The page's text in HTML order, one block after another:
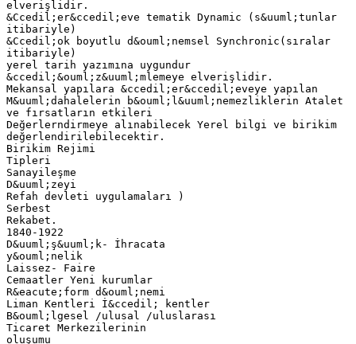
elverişlidir.
&Ccedil;er&ccedil;eve tematik Dynamic (s&uuml;tunlar
itibariyle)
&Ccedil;ok boyutlu d&ouml;nemsel Synchronic(sıralar
itibariyle)
yerel tarih yazımına uygundur
&ccedil;&ouml;z&uuml;mlemeye elverişlidir.
Mekansal yapılara &ccedil;er&ccedil;eveye yapılan
M&uuml;dahalelerin b&ouml;l&uuml;nemezliklerin Atalet
ve fırsatların etkileri
Değerlerndirmeye alınabilecek Yerel bilgi ve birikim
değerlendirilebilecektir.
Birikim Rejimi
Tipleri
Sanayileşme
D&uuml;zeyi
Refah devleti uygulamaları )
Serbest
Rekabet.
1840-1922
D&uuml;ş&uuml;k- İhracata
y&ouml;nelik
Laissez- Faire
Cemaatler Yeni kurumlar
R&eacute;form d&ouml;nemi
Liman Kentleri İ&ccedil; kentler
B&ouml;lgesel /ulusal /uluslarası
Ticaret Merkezilerinin
oluşumu